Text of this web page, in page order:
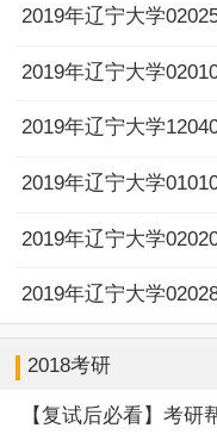
2018考研
【复试后必看】考研